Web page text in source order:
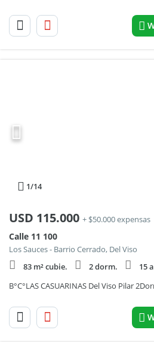
1/14
USD 115.000 + $50.000 expensas
Calle 11 100
Los Sauces - Barrio Cerrado, Del Viso
83 m² cubie.
2 dorm.
15